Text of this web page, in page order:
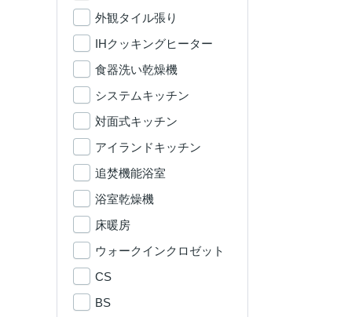
外観タイル張り
IHクッキングヒーター
食器洗い乾燥機
システムキッチン
対面式キッチン
アイランドキッチン
追焚機能浴室
浴室乾燥機
床暖房
ウォークインクロゼット
CS
BS